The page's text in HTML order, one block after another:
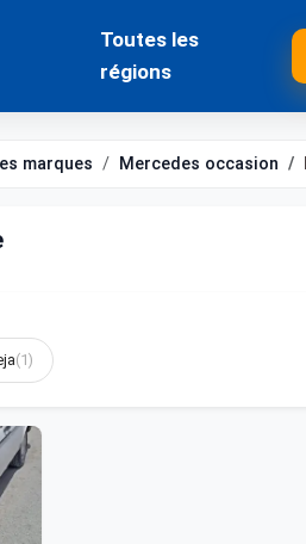
Toutes les
régions
marques Mercedes occasion
(1)